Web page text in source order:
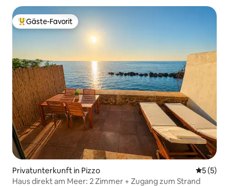
Beliebter Gäste-Favorit.
Gäste-Favorit
Privatunterkunft in Pizzo
5 (5)
Haus direkt am Meer: 2 Zimmer + Zugang zum Strand